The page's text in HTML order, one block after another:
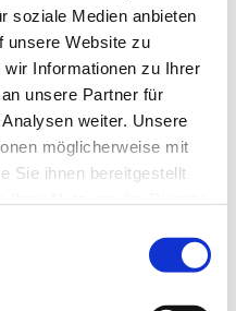
soziale Medien anbieten
unsere Website zu
Informationen zu Ihrer
unsere Partner für
weiter. Unsere
möglicherweise mit
Sie ihnen bereitgestellt
Sie auch